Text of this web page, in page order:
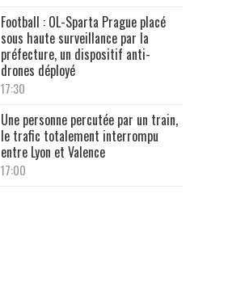
Football : OL-Sparta Prague placé
sous haute surveillance par la
préfecture, un dispositif anti-
drones déployé
17:30
Une personne percutée par un train,
le trafic totalement interrompu
entre Lyon et Valence
17:00